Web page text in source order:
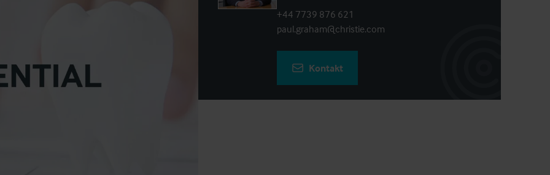
+44 7739 876 621
paul.graham@christie.com
Kontakt